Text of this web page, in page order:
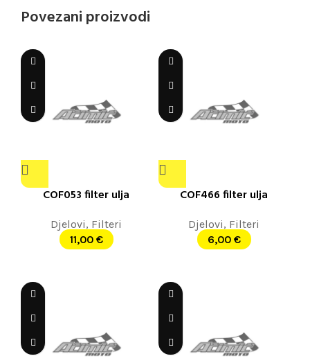
Povezani proizvodi
COF053 filter ulja
Djelovi, Filteri
11,00 €
COF466 filter ulja
Djelovi, Filteri
6,00 €